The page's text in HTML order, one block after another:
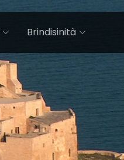
Brindisinità